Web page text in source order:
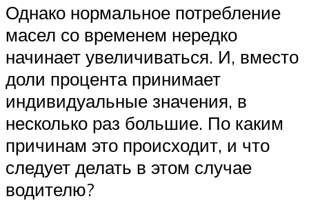
Однако нормальное потребление
масел со временем нередко
начинает увеличиваться. И, вместо
доли процента принимает
индивидуальные значения, в
несколько раз большие. По каким
причинам это происходит, и что
следует делать в этом случае
водителю?